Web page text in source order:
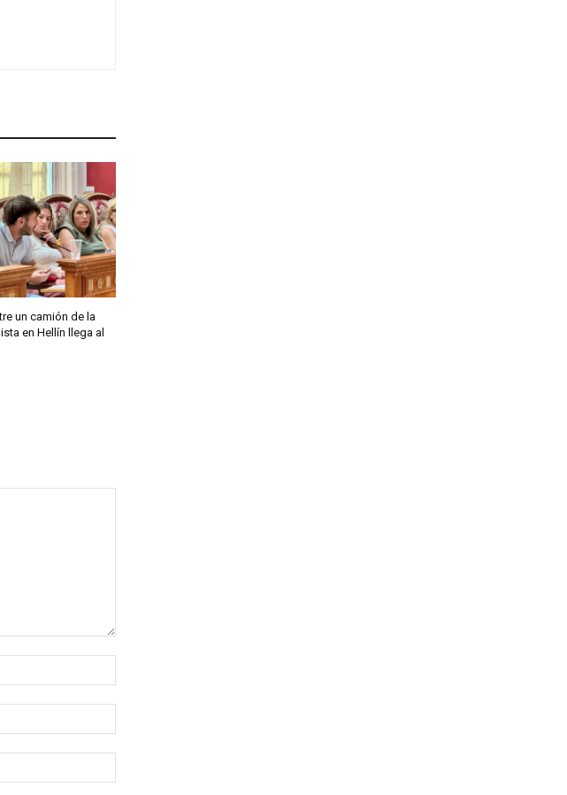
un camión de la
en Hellín llega al
electrónico:*
web: